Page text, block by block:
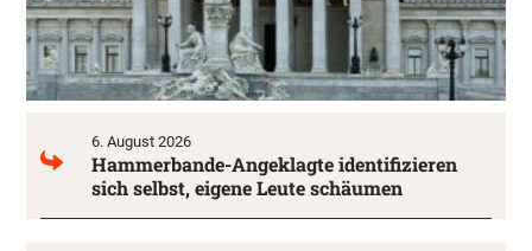
6. August 2026
Hammerbande-Angeklagte identifizieren
sich selbst, eigene Leute schäumen